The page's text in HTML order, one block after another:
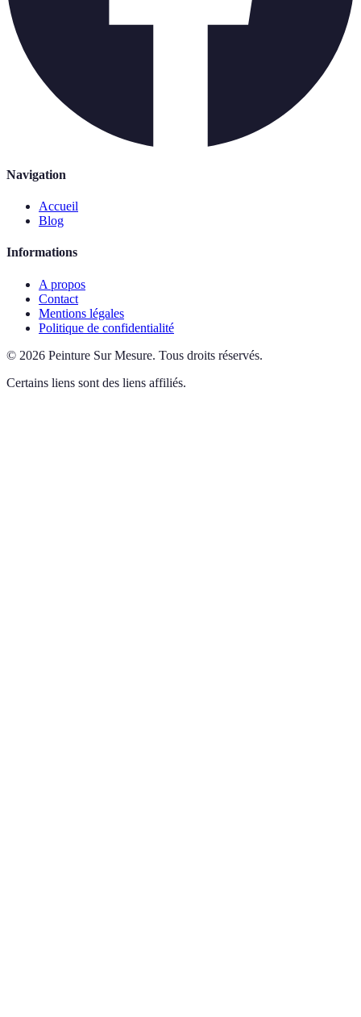
Navigation
Accueil
Blog
Informations
A propos
Contact
Mentions légales
Politique de confidentialité
© 2026 Peinture Sur Mesure. Tous droits réservés.
Certains liens sont des liens affiliés.